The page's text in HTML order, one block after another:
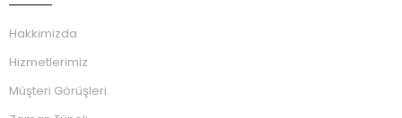
Hakkimizda
Hizmetlerimiz
Müşteri Görüşleri